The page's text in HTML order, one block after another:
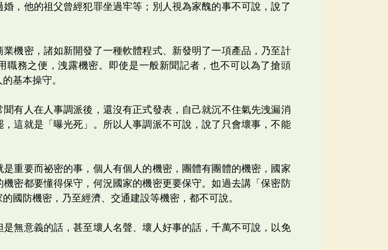
，他的祖父曾經犯罪坐過牢等；別人視為家醜的事不可說，說了
機密，諸如新開發了一種軟體程式、新發明了一項產品，乃至計
職務之便，洩露機密。即使是一般新聞記者，也不可以為了搶頭
基本操守。
有人在人事調派後，還沒有正式發表，自己就沉不住氣先洩漏消
這就是「曝光死」。所以人事調派不可說，說了只會壞事，不能
重要而祕密的事，個人有個人的機密，團體有團體的機密，國家
密都要懂得保守，何況國家的機密更要保守。如過去講「保密防
國防機密，乃至經濟、交通建設等機密，都不可說。
無意義的話，甚至壞人名聲、壞人好事的話，千萬不可說，以免